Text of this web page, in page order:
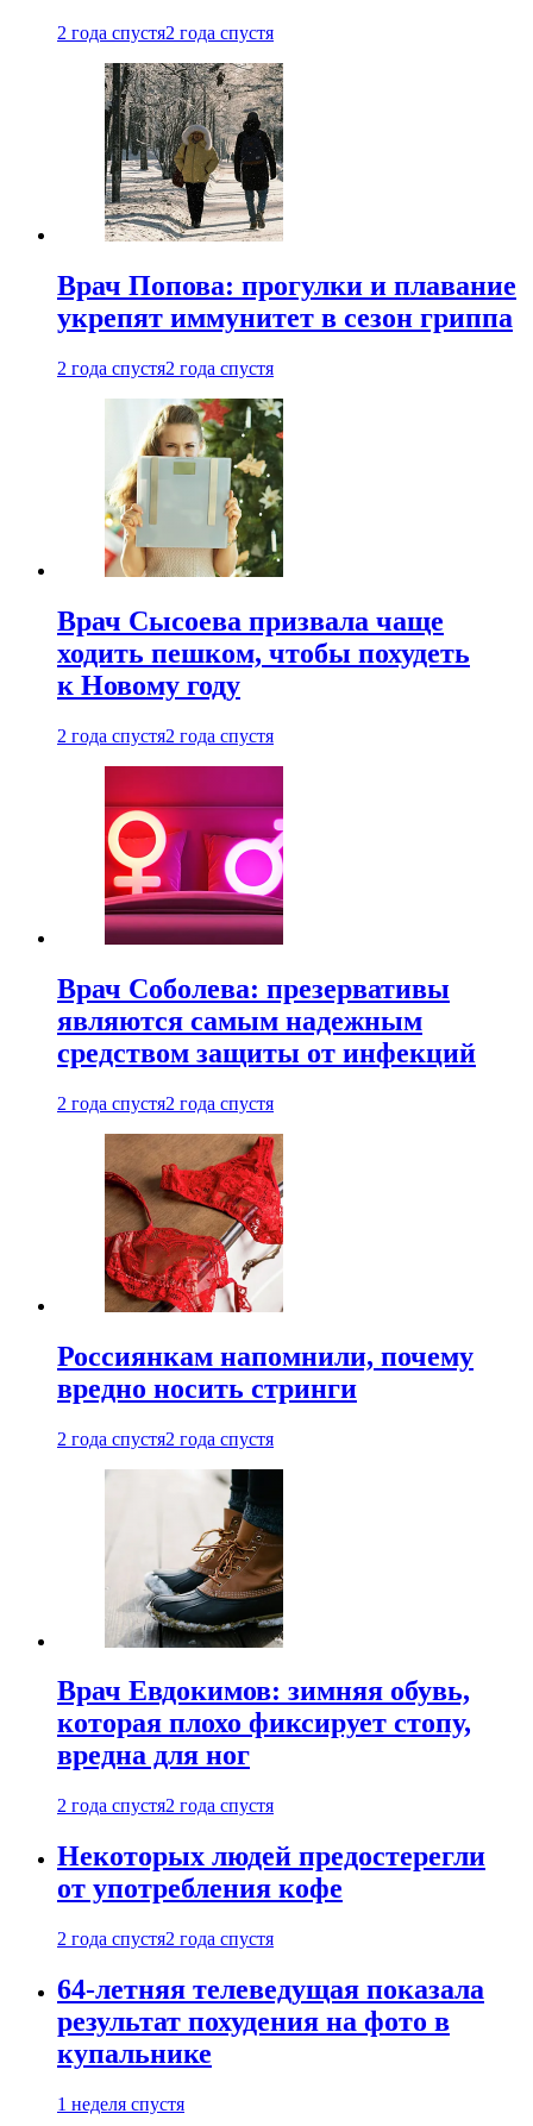
2 года спустя2 года спустя
Врач Попова: прогулки и плавание
укрепят иммунитет в сезон гриппа
2 года спустя2 года спустя
Врач Сысоева призвала чаще
ходить пешком, чтобы похудеть
к Новому году
2 года спустя2 года спустя
Врач Соболева: презервативы
являются самым надежным
средством защиты от инфекций
2 года спустя2 года спустя
Россиянкам напомнили, почему
вредно носить стринги
2 года спустя2 года спустя
Врач Евдокимов: зимняя обувь,
которая плохо фиксирует стопу,
вредна для ног
2 года спустя2 года спустя
Некоторых людей предостерегли
от употребления кофе
2 года спустя2 года спустя
64-летняя телеведущая показала
результат похудения на фото в
купальнике
1 неделя спустя